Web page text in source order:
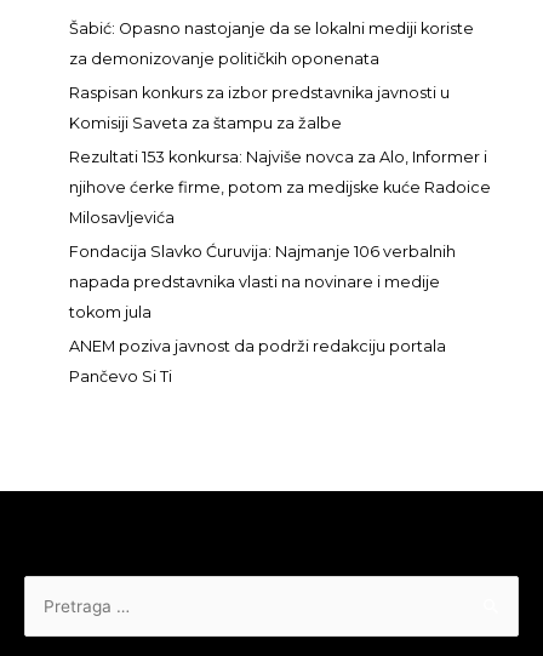
a
Šabić: Opasno nastojanje da se lokalni mediji koriste
za demonizovanje političkih oponenata
Raspisan konkurs za izbor predstavnika javnosti u
Komisiji Saveta za štampu za žalbe
Rezultati 153 konkursa: Najviše novca za Alo, Informer i
njihove ćerke firme, potom za medijske kuće Radoice
Milosavljevića
Fondacija Slavko Ćuruvija: Najmanje 106 verbalnih
napada predstavnika vlasti na novinare i medije
tokom jula
ANEM poziva javnost da podrži redakciju portala
Pančevo Si Ti